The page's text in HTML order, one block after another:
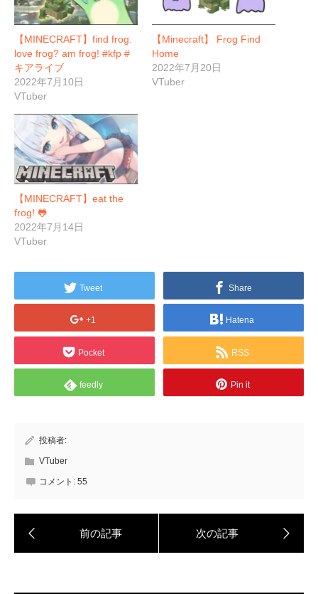
【MINECRAFT】find frog.
love frog? am frog! #kfp #
キアライブ
2022年7月10日
VTuber
【Minecraft】 Frog Find
Home
2022年7月20日
VTuber
【MINECRAFT】eat the
frog! 🐸
2022年7月14日
VTuber
Tweet Share
+1 Hatena
Pocket RSS
feedly Pin it
投稿者:
VTuber
コメント: 55